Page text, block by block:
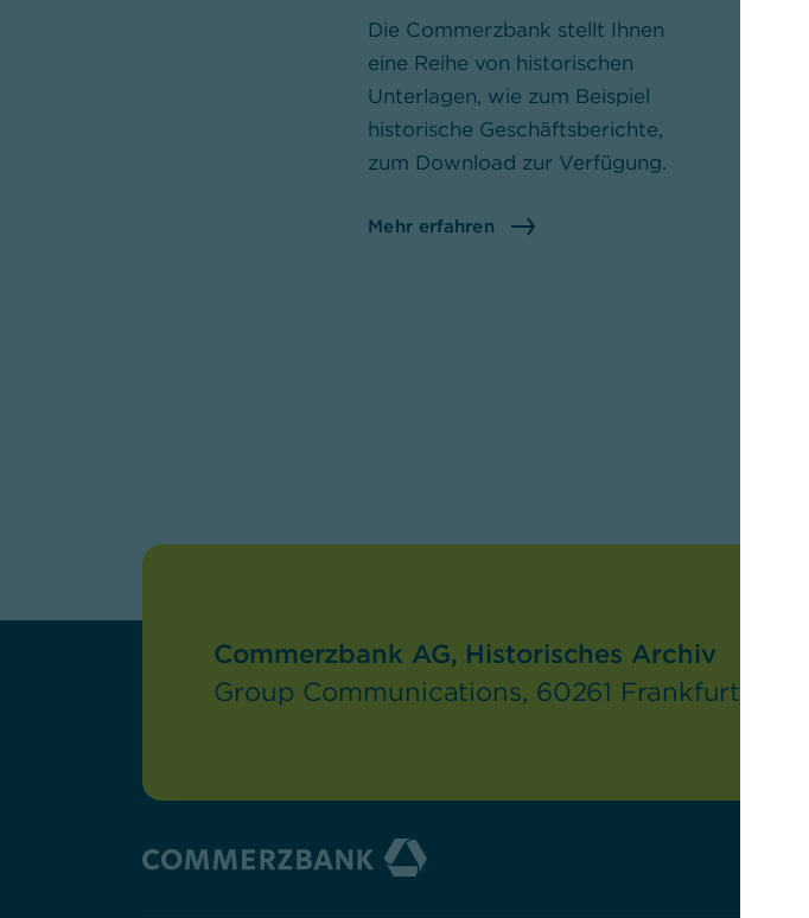
Die Commerzbank stellt Ihnen
eine Reihe von historischen
Unterlagen, wie zum Beispiel
historische Geschäftsberichte,
zum Download zur Verfügung.
Mehr erfahren
Commerzbank AG, Historisches Archiv
Group Communications, 60261 Frankfurt/Main